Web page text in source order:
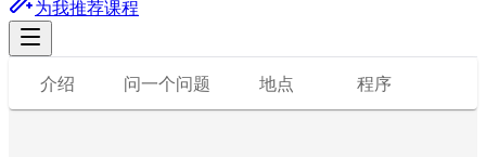
为我推荐课程
介绍 问一个问题 地点 程序